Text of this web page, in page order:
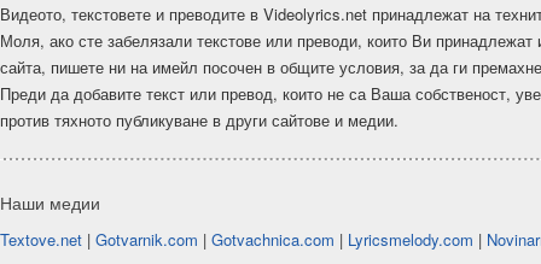
Видеото, текстовете и преводите в Videolyrics.net принадлежат на
Моля, ако сте забелязали текстове или преводи, които Ви
сайта, пишете ни на имейл посочен в общите условия, за да ги
Преди да добавите текст или превод, които не са Ваша собственост,
против тяхното публикуване в други сайтове и медии.
Наши медии
Textove.net | Gotvarnik.com | Gotvachnica.com | Lyricsmelody.com |